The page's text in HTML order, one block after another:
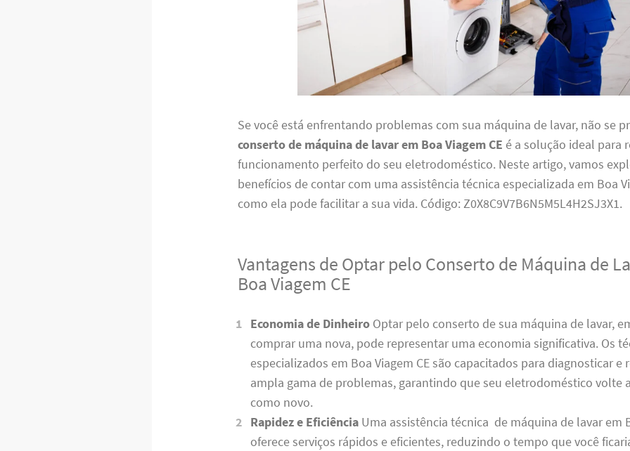
Se você está enfrentando problemas com sua máquina de lavar, não se
conserto de máquina de lavar em Boa Viagem CE é a solução ideal para
funcionamento perfeito do seu eletrodoméstico. Neste artigo, vamos
benefícios de contar com uma assistência técnica especializada em Boa
como ela pode facilitar a sua vida. Código: Z0X8C9V7B6N5M5L4H2SJ3X1.
Vantagens de Optar pelo Conserto de Máquina de
Boa Viagem CE
Economia de DinheiroOptar pelo conserto de sua máquina de lavar,
comprar uma nova, pode representar uma economia significativa. Os
especializados em Boa Viagem CE são capacitados para diagnosticar e
ampla gama de problemas, garantindo que seu eletrodoméstico volte
como novo.
Rapidez e EficiênciaUma assistência técnica de máquina de lavar em
oferece serviços rápidos e eficientes, reduzindo o tempo que você